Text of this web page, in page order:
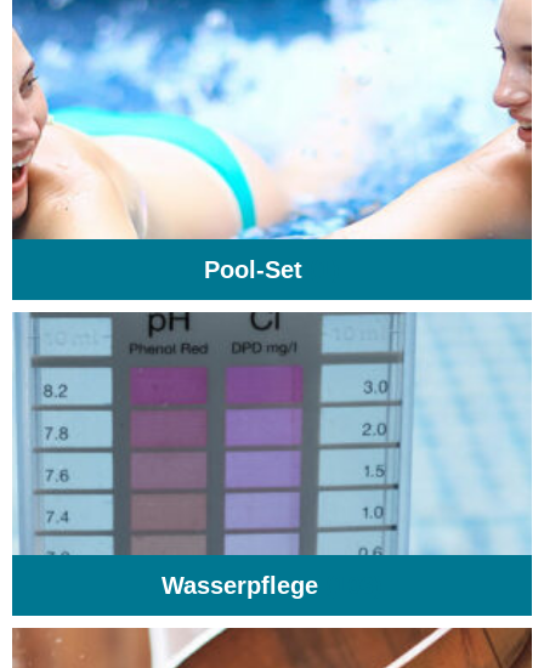
Pool-Set
Wasserpflege